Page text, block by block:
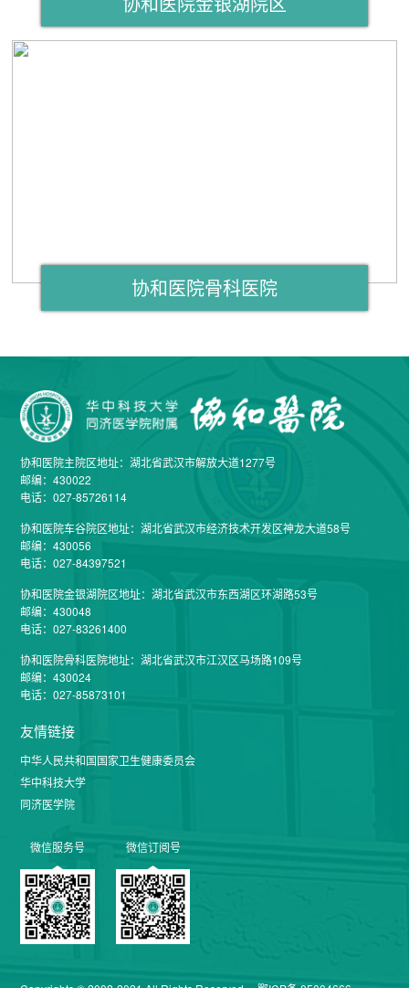
协和医院骨科医院
协和医院主院区地址：湖北省武汉市解放大道1277号
邮编：430022
电话：027-85726114
协和医院车谷院区地址：湖北省武汉市经济技术开发区神龙大道58号
邮编：430056
电话：027-84397521
协和医院金银湖院区地址：湖北省武汉市东西湖区环湖路53号
邮编：430048
电话：027-83261400
协和医院骨科医院地址：湖北省武汉市江汉区马场路109号
邮编：430024
电话：027-85873101
友情链接
中华人民共和国国家卫生健康委员会
华中科技大学
同济医学院
微信服务号 微信订阅号